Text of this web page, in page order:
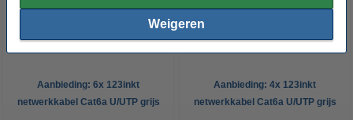
Weigeren
Aanbieding: 6x 123inkt
netwerkkabel Cat6a U/UTP grijs
Aanbieding: 4x 123inkt
netwerkkabel Cat6a U/UTP grijs